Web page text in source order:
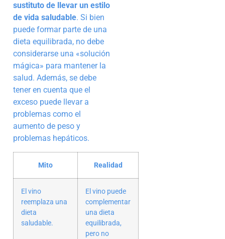
sustituto de llevar un estilo
de vida saludable. Si bien
puede formar parte de una
dieta equilibrada, no debe
considerarse una «solución
mágica» para mantener la
salud. Además, se debe
tener en cuenta que el
exceso puede llevar a
problemas como el
aumento de peso y
problemas hepáticos.
Mito Realidad
El vino
reemplaza una
dieta
saludable.
El vino puede
complementar
una dieta
equilibrada,
pero no